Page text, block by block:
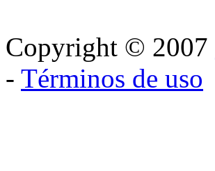
Copyright © 2007
- Términos de uso